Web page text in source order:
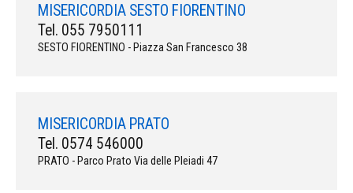
MISERICORDIA SESTO FIORENTINO
Tel. 055 7950111
SESTO FIORENTINO - Piazza San Francesco 38
MISERICORDIA PRATO
Tel. 0574 546000
PRATO - Parco Prato Via delle Pleiadi 47